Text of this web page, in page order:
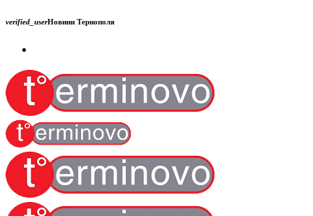
verified_userНовини Тернополя